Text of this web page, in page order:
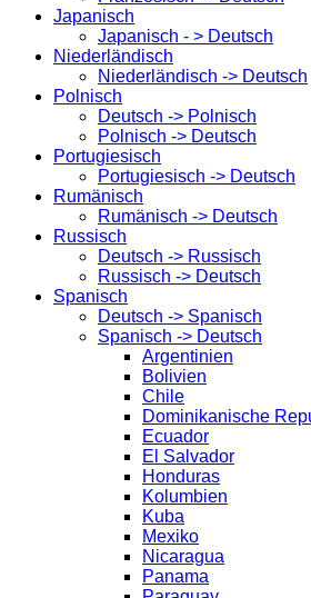
Japanisch
Japanisch - > Deutsch
Niederländisch
Niederländisch -> Deutsch
Polnisch
Deutsch -> Polnisch
Polnisch -> Deutsch
Portugiesisch
Portugiesisch -> Deutsch
Rumänisch
Rumänisch -> Deutsch
Russisch
Deutsch -> Russisch
Russisch -> Deutsch
Spanisch
Deutsch -> Spanisch
Spanisch -> Deutsch
Argentinien
Bolivien
Chile
Dominikanische
Ecuador
El Salvador
Honduras
Kolumbien
Kuba
Mexiko
Nicaragua
Panama